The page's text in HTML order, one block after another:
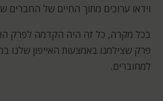
וידאו ערוכים מתוך החיים של החברים
בכל מקרה, כל זה היה הקדמה לפרק
פרק שצילמנו באמצעות האייפון שלנו
למחוברים.